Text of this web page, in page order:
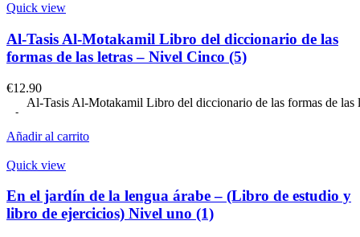
Quick view
Al-Tasis Al-Motakamil Libro del diccionario de las
formas de las letras – Nivel Cinco (5)
€12.90
Al-Tasis Al-Motakamil Libro del diccionario de las formas de
Añadir al carrito
Quick view
En el jardín de la lengua árabe – (Libro de estudio y
libro de ejercicios) Nivel uno (1)